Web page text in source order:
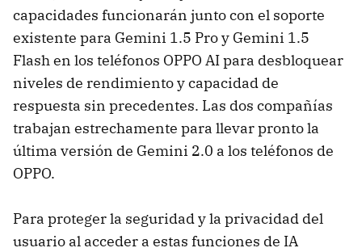
capacidades funcionarán junto con el soporte
existente para Gemini 1.5 Pro y Gemini 1.5
Flash en los teléfonos OPPO AI para desbloquear
niveles de rendimiento y capacidad de
respuesta sin precedentes. Las dos compañías
trabajan estrechamente para llevar pronto la
última versión de Gemini 2.0 a los teléfonos de
OPPO.
Para proteger la seguridad y la privacidad del
usuario al acceder a estas funciones de IA